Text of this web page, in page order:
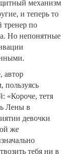
механизм
и теперь то
тренер по
Но непонятные
автор
пользуясь
«Короче, тетя
Лены в
девочки
же
тебя ни в